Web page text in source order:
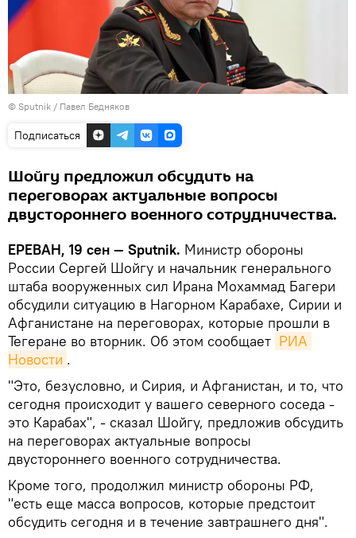
© Sputnik / Павел Бедняков
Подписаться
Шойгу предложил обсудить на
переговорах актуальные вопросы
двустороннего военного сотрудничества.
ЕРЕВАН, 19 сен — Sputnik. Министр обороны
России Сергей Шойгу и начальник генерального
штаба вооруженных сил Ирана Мохаммад Багери
обсудили ситуацию в Нагорном Карабахе, Сирии и
Афганистане на переговорах, которые прошли в
Тегеране во вторник. Об этом сообщает РИА
Новости .
"Это, безусловно, и Сирия, и Афганистан, и то, что
сегодня происходит у вашего северного соседа -
это Карабах", - сказал Шойгу, предложив обсудить
на переговорах актуальные вопросы
двустороннего военного сотрудничества.
Кроме того, продолжил министр обороны РФ,
"есть еще масса вопросов, которые предстоит
обсудить сегодня и в течение завтрашнего дня".